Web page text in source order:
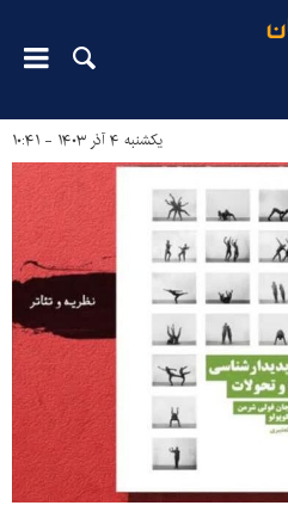
یکشنبه ۴ آذر ۱۴۰۳ - ۱۰:۴۱